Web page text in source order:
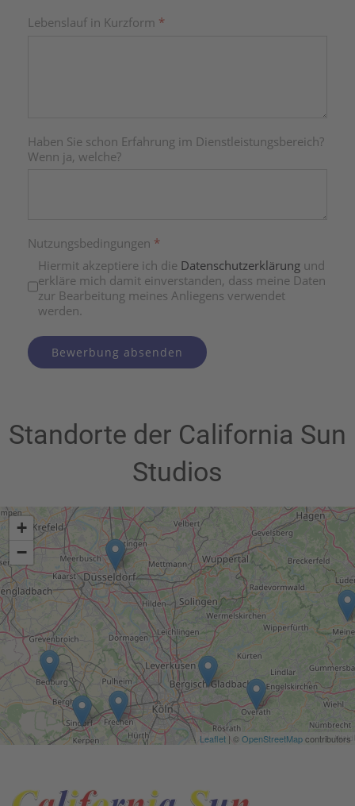
Lebenslauf in Kurzform *
Haben Sie schon Erfahrung im Dienstleistungsbereich?
Wenn ja, welche?
Nutzungsbedingungen *
Hiermit akzeptiere ich die Datenschutzerklärung und
erkläre mich damit einverstanden, dass meine Daten
zur Bearbeitung meines Anliegens verwendet
werden.
Bewerbung absenden
Standorte der California Sun
Studios